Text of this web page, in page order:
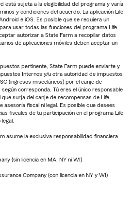
está sujeta a la elegibilidad del programa y varía
y condiciones del acuerdo. La aplicación Life
e iOS. Es posible que se requiera un
usar todas las funciones del programa Life
autorizar a State Farm a recopilar datos
de aplicaciones móviles deben aceptar un
pertinente, State Farm puede enviarte y
Internos y/u otra autoridad de impuestos
(ingresos misceláneos) por el canje de
corresponda. Tú eres el único responsable
surja del canje de recompensas de Life
asesoría fiscal ni legal. Es posible que desees
fiscales de tu participación en el programa Life
asume la exclusiva responsabilidad financiera
(sin licencia en MA, NY ni WI)
Company (con licencia en NY y WI)